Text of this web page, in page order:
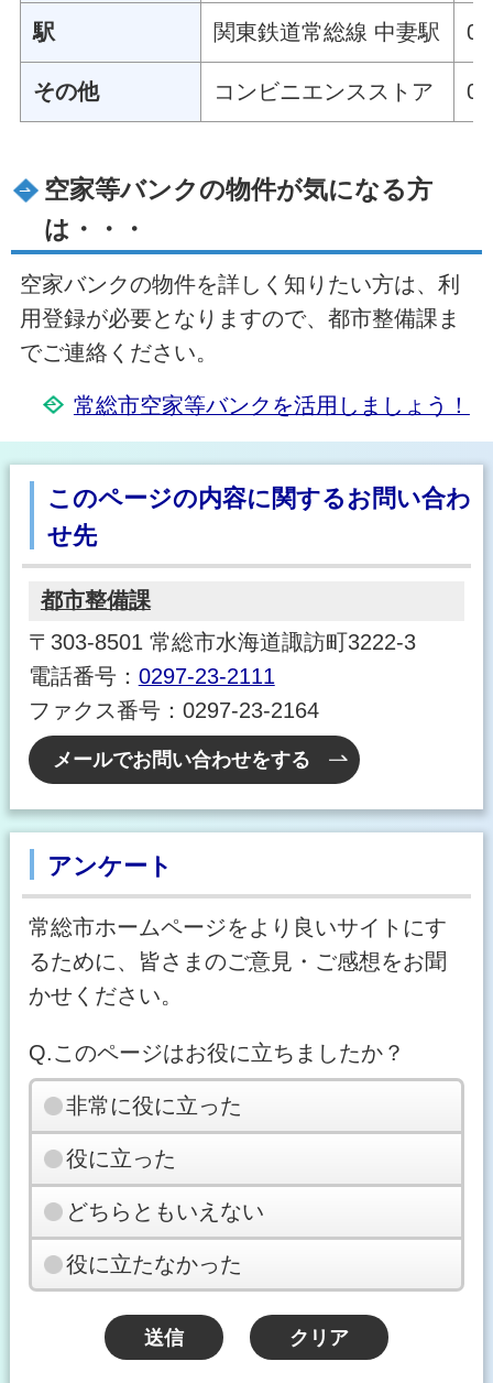
駅 関東鉄道常総線 中妻駅
その他 コンビニエンスストア
空家等バンクの物件が気になる方
は・・・
空家バンクの物件を詳しく知りたい方は、利
用登録が必要となりますので、都市整備課ま
でご連絡ください。
常総市空家等バンクを活用しましょう！
このページの内容に関するお問い合わ
せ先
都市整備課
〒303-8501 常総市水海道諏訪町3222-3
電話番号： 0297-23-2111
ファクス番号：0297-23-2164
メールでお問い合わせをする
アンケート
常総市ホームページをより良いサイトにす
るために、皆さまのご意見・ご感想をお聞
かせください。
Q.このページはお役に立ちましたか？
非常に役に立った
役に立った
どちらともいえない
役に立たなかった